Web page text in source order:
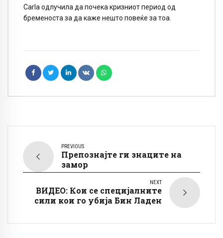
Carla одлучила да почека кризниот период од
бременоста за да каже нешто повеќе за тоа.
PREVIOUS
Препознајте ги знаците на
замор
NEXT
ВИДЕО: Кои се специјалните
сили кои го убија Бин Ладен